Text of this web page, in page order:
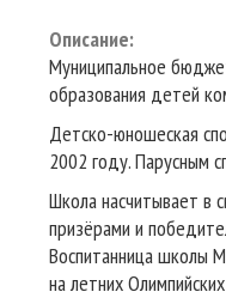
Описание:
Муниципальное
образования детей
Детско-юношеская
2002 году. Парусным
Школа насчитывает в
призёрами и
Воспитанница школы
на летних